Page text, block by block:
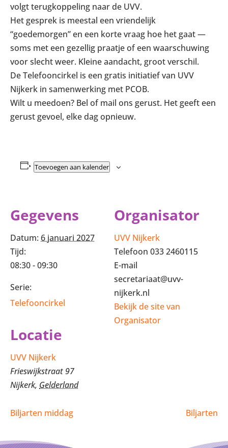
volgt terugkoppeling naar de UVV.
Het gesprek is meestal een vriendelijk
“goedemorgen” en een korte vraag hoe het gaat —
soms met een gezellig praatje of een waarschuwing
voor slecht weer. Kleine aandacht, groot verschil.
De Telefooncirkel is een gratis initiatief van UVV
Nijkerk in samenwerking met PCOB.
Wilt u meedoen? Bel of mail ons gerust. Het geeft een
gerust gevoel, elke dag opnieuw.
Toevoegen aan kalender
Gegevens
Datum: 6 januari 2027
Tijd:
08:30 - 09:30
Serie:
Telefooncirkel
Locatie
UVV Nijkerk
Frieswijkstraat 97
Nijkerk, Gelderland
Organisator
UVV Nijkerk
Telefoon 033 2460115
E-mail
secretariaat@uvv-
nijkerk.nl
Bekijk de site van
Organisator
Biljarten middag Biljarten